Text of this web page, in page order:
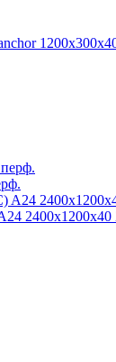
2400x1200x40